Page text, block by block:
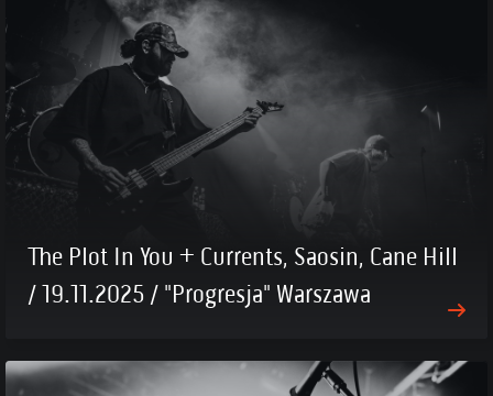
The Plot In You + Currents, Saosin, Cane Hill
/ 19.11.2025 / "Progresja" Warszawa